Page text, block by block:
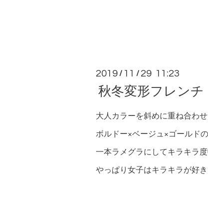
2019 / 11 / 29 11:23
秋冬変形フレンチ
大人カラーを斜めに重ね合わ
ボルドー×ベージュ×ゴールド
一本ラメグラにしてキラキラ度
やっぱり女子はキラキラが好